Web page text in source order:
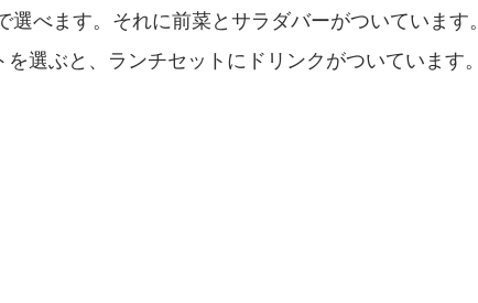
選べます。それに前菜とサラダバーがついています。
を選ぶと、ランチセットにドリンクがついています。